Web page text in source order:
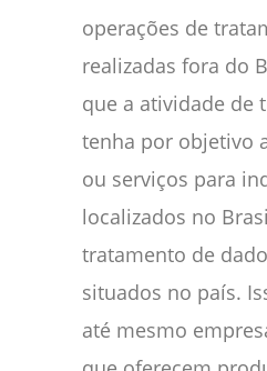
operações de
realizadas fora do
que a atividade de
tenha por objetivo
ou serviços para
localizados no
tratamento de
situados no país.
até mesmo